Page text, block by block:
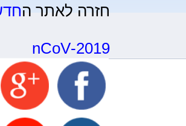
חזרה לאתר ה
2019-nCoV